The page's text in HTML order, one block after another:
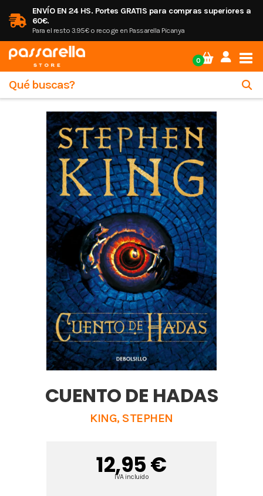
ENVÍO EN 24 HS. Portes GRATIS para compras superiores a
60€.
Para el resto 3.95€ o recoge en Passarella Picanya
0
CUENTO DE HADAS
KING, STEPHEN
12,95 €
IVA incluido